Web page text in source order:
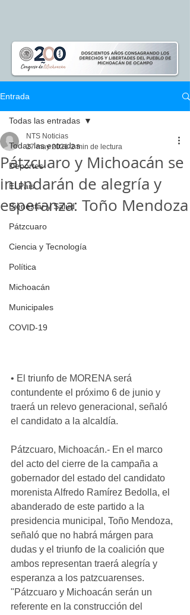
Entrada
Todas las entradas
Deportes
El Pais
Bienestar y Salud
Pátzcuaro
Ciencia y Tecnología
Política
Michoacán
Municipales
COVID-19
Todas las entradas
Pátzcuaro y Michoacán se
inundarán de alegría y
esperanza: Toño Mendoza
NTS Noticias
27 may 2021 2 min de lectura
• El triunfo de MORENA será
contundente el próximo 6 de junio y
traerá un relevo generacional, señaló
el candidato a la alcaldía.
Pátzcuaro, Michoacán.- En el marco
del acto del cierre de la campaña a
gobernador del estado del candidato
morenista Alfredo Ramírez Bedolla, el
abanderado de este partido a la
presidencia municipal, Toño Mendoza,
señaló que no habrá márgen para
dudas y el triunfo de la coalición que
ambos representan traerá alegría y
esperanza a los patzcuarenses.
"Pátzcuaro y Michoacán serán un
referente en la construcción del